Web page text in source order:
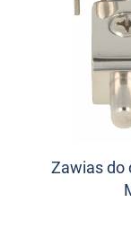
Zawias do